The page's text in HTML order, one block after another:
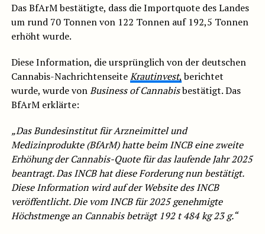
Das BfArM bestätigte, dass die Importquote des Landes
um rund 70 Tonnen von 122 Tonnen auf 192,5 Tonnen
erhöht wurde.
Diese Information, die ursprünglich von der deutschen
Cannabis-NachrichtenseiteKrautinvest,berichtet
wurde, wurde vonBusiness of Cannabisbestätigt. Das
BfArM erklärte:
„Das Bundesinstitut für Arzneimittel und
Medizinprodukte (BfArM) hatte beim INCB eine zweite
Erhöhung der Cannabis-Quote für das laufende Jahr 2025
beantragt.Das INCB hat diese Forderung nun bestätigt.
Diese Information wird auf der Website des INCB
veröffentlicht.Die vom INCB für 2025 genehmigte
Höchstmenge an Cannabis beträgt 192 t 484 kg 23 g.“